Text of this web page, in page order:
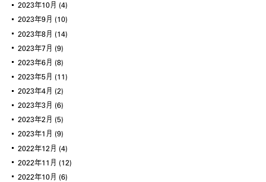
2023年10月 (4)
2023年9月 (10)
2023年8月 (14)
2023年7月 (9)
2023年6月 (8)
2023年5月 (11)
2023年4月 (2)
2023年3月 (6)
2023年2月 (5)
2023年1月 (9)
2022年12月 (4)
2022年11月 (12)
2022年10月 (6)